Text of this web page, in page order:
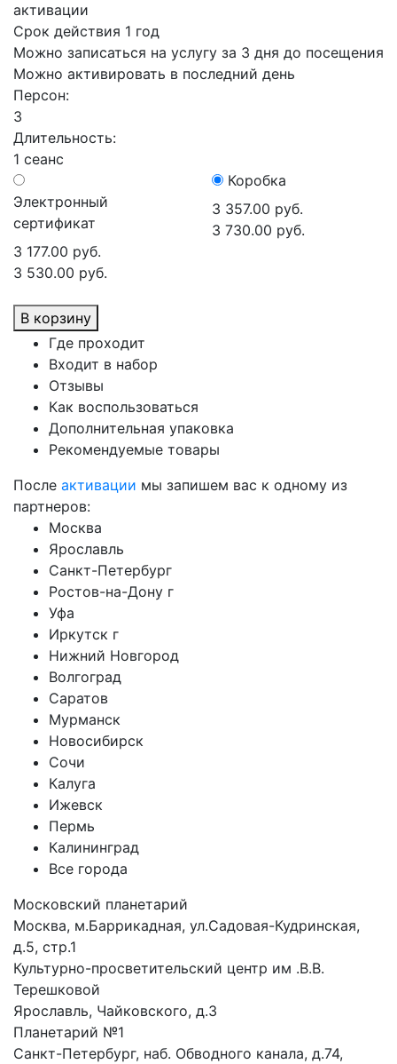
активации
Срок действия 1 год
Можно записаться на услугу за 3 дня до посещения
Можно активировать в последний день
Персон:
3
Длительность:
1 сеанс
Электронный
сертификат
3 177.00 руб.
3 530.00 руб.
Коробка
3 357.00 руб.
3 730.00 руб.
В корзину
Где проходит
Входит в набор
Отзывы
Как воспользоваться
Дополнительная упаковка
Рекомендуемые товары
После активации мы запишем вас к одному из
партнеров:
Москва
Ярославль
Санкт-Петербург
Ростов-на-Дону г
Уфа
Иркутск г
Нижний Новгород
Волгоград
Саратов
Мурманск
Новосибирск
Сочи
Калуга
Ижевск
Пермь
Калининград
Все города
Московский планетарий
Москва, м.Баррикадная, ул.Садовая-Кудринская,
д.5, стр.1
Культурно-просветительский центр им .В.В.
Терешковой
Ярославль, Чайковского, д.3
Планетарий №1
Санкт-Петербург, наб. Обводного канала, д.74,